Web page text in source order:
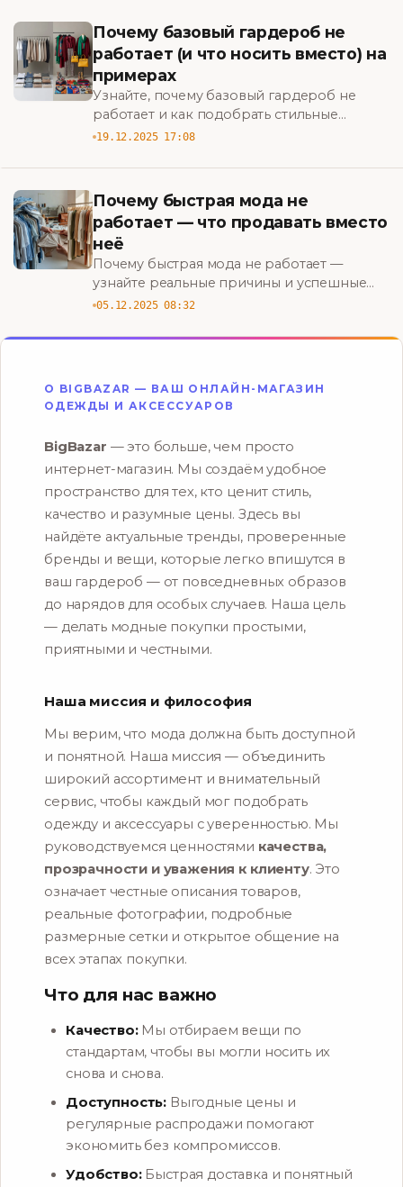
Почему базовый гардероб не
работает (и что носить вместо) на
примерах
Узнайте, почему базовый гардероб не
работает и как подобрать стильные
альтернативы: реальные примеры, правила
BigBazar
19.12.2025 17:08
Почему быстрая мода не
работает — что продавать вместо
неё
Почему быстрая мода не работает —
узнайте реальные причины и успешные
альтернативы: что продавать вместо неё,
клиентов. BigBazar
05.12.2025 08:32
О BIGBAZAR — ВАШ ОНЛАЙН-МАГАЗИН
ОДЕЖДЫ И АКСЕССУАРОВ
BigBazar — это больше, чем просто
интернет-магазин. Мы создаём удобное
пространство для тех, кто ценит стиль,
качество и разумные цены. Здесь вы
найдёте актуальные тренды, проверенные
бренды и вещи, которые легко впишутся в
ваш гардероб — от повседневных образов
до нарядов для особых случаев. Наша цель
— делать модные покупки простыми,
приятными и честными.
Наша миссия и философия
Мы верим, что мода должна быть доступной
и понятной. Наша миссия — объединить
широкий ассортимент и внимательный
сервис, чтобы каждый мог подобрать
одежду и аксессуары с уверенностью. Мы
руководствуемся ценностями качества,
прозрачности и уважения к клиенту. Это
означает честные описания товаров,
реальные фотографии, подробные
размерные сетки и открытое общение на
всех этапах покупки.
Что для нас важно
Качество:Мы отбираем вещи по
стандартам, чтобы вы могли носить их
снова и снова.
Доступность: Выгодные цены и
регулярные распродажи помогают
экономить без компромиссов.
Удобство:Быстрая доставка и понятный